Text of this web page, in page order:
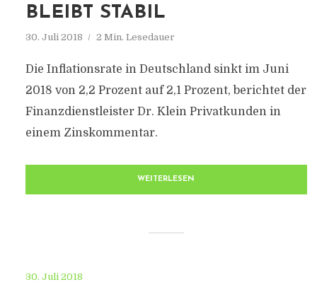
BLEIBT STABIL
30. Juli 2018 2 Min. Lesedauer
Die Inflationsrate in Deutschland sinkt im Juni
2018 von 2,2 Prozent auf 2,1 Prozent, berichtet der
Finanzdienstleister Dr. Klein Privatkunden in
einem Zinskommentar.
WEITERLESEN
30. Juli 2018